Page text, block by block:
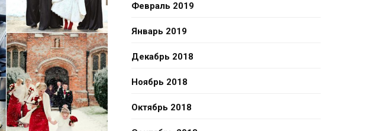
Февраль 2019
Январь 2019
Декабрь 2018
Ноябрь 2018
Октябрь 2018